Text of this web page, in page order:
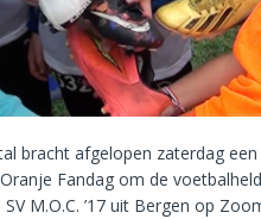
bracht afgelopen zaterdag
Fandag om de
M.O.C. ’17 uit Bergen op